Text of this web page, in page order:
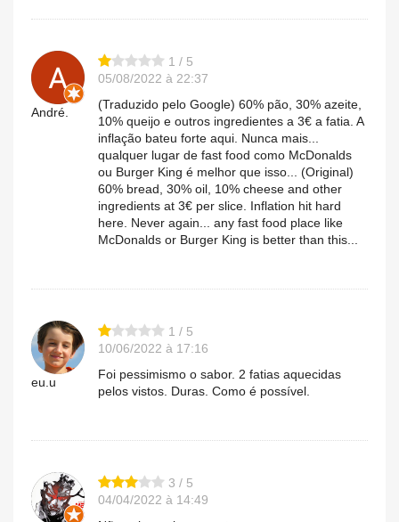
André.
1 / 5
05/08/2022 à 22:37
(Traduzido pelo Google) 60% pão, 30% azeite,
10% queijo e outros ingredientes a 3€ a fatia. A
inflação bateu forte aqui. Nunca mais...
qualquer lugar de fast food como McDonalds
ou Burger King é melhor que isso... (Original)
60% bread, 30% oil, 10% cheese and other
ingredients at 3€ per slice. Inflation hit hard
here. Never again... any fast food place like
McDonalds or Burger King is better than this...
eu.u
1 / 5
10/06/2022 à 17:16
Foi pessimismo o sabor. 2 fatias aquecidas
pelos vistos. Duras. Como é possível.
3 / 5
04/04/2022 à 14:49